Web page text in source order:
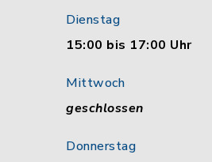
Dienstag
15:00 bis 17:00 Uhr
Mittwoch
geschlossen
Donnerstag